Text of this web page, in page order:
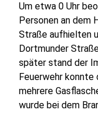
Um etwa 0 Uhr
Personen an dem
Straße aufhielten
Dortmunder
später stand der
Feuerwehr konnte
mehrere
wurde bei dem